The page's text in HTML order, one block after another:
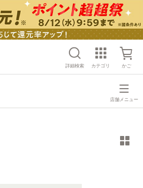
詳細検索 カテゴリ かご
店舗メニュー